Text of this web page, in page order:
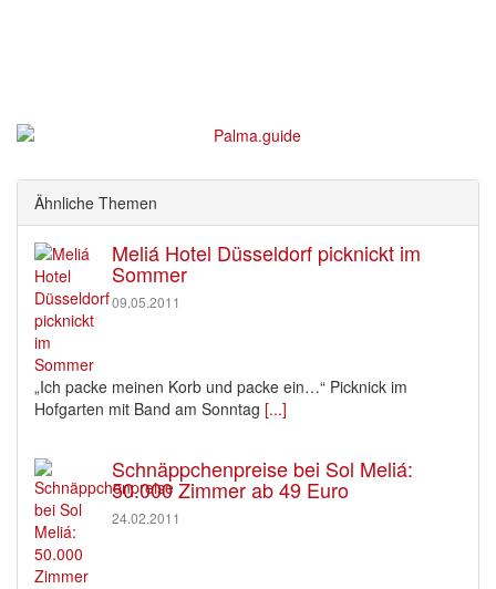
Ähnliche Themen
Meliá Hotel Düsseldorf picknickt im
Sommer
09.05.2011
„Ich packe meinen Korb und packe ein…“ Picknick im
Hofgarten mit Band am Sonntag [...]
Schnäppchenpreise bei Sol Meliá:
50.000 Zimmer ab 49 Euro
24.02.2011